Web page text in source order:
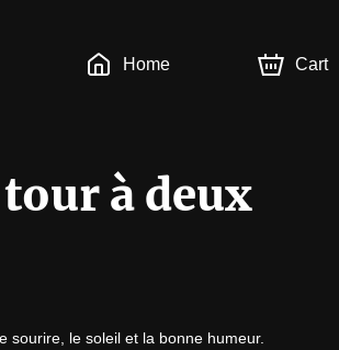
Home Cart
à deux
sourire, le soleil et la bonne humeur.